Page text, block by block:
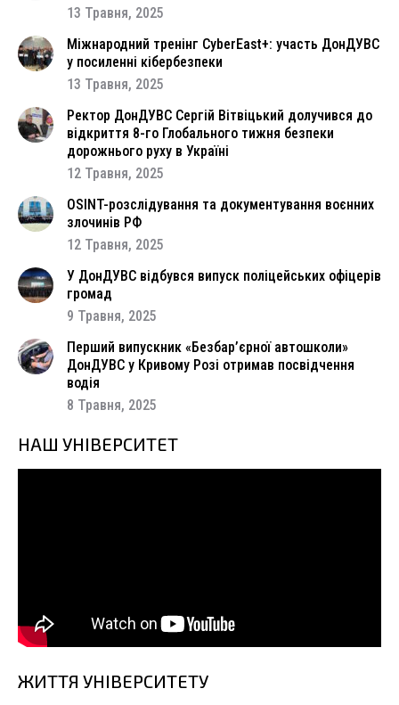
13 Травня, 2025
Міжнародний тренінг CyberEast+: участь ДонДУВС
у посиленні кібербезпеки
13 Травня, 2025
Ректор ДонДУВС Сергій Вітвіцький долучився до
відкриття 8-го Глобального тижня безпеки
дорожнього руху в Україні
12 Травня, 2025
OSINT-розслідування та документування воєнних
злочинів РФ
12 Травня, 2025
У ДонДУВС відбувся випуск поліцейських офіцерів
громад
9 Травня, 2025
Перший випускник «Безбар’єрної автошколи»
ДонДУВС у Кривому Розі отримав посвідчення
водія
8 Травня, 2025
НАШ УНІВЕРСИТЕТ
ЖИТТЯ УНІВЕРСИТЕТУ